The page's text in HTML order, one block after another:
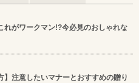
れがワークマン!?今必見のおしゃれな
】注意したいマナーとおすすめの贈り